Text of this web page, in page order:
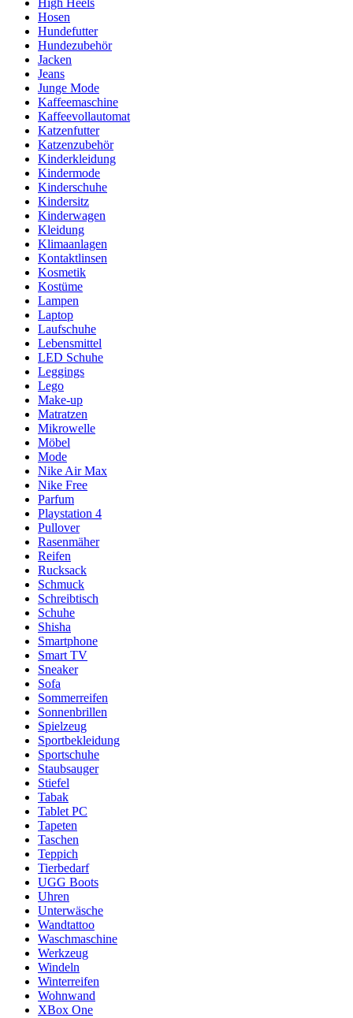
Hosen
Hundefutter
Hundezubehör
Jacken
Jeans
Junge Mode
Kaffeemaschine
Kaffeevollautomat
Katzenfutter
Katzenzubehör
Kinderkleidung
Kindermode
Kinderschuhe
Kindersitz
Kinderwagen
Kleidung
Klimaanlagen
Kontaktlinsen
Kosmetik
Kostüme
Lampen
Laptop
Laufschuhe
Lebensmittel
LED Schuhe
Leggings
Lego
Make-up
Matratzen
Mikrowelle
Möbel
Mode
Nike Air Max
Nike Free
Parfum
Playstation 4
Pullover
Rasenmäher
Reifen
Rucksack
Schmuck
Schreibtisch
Schuhe
Shisha
Smartphone
Smart TV
Sneaker
Sofa
Sommerreifen
Sonnenbrillen
Spielzeug
Sportbekleidung
Sportschuhe
Staubsauger
Stiefel
Tabak
Tablet PC
Tapeten
Taschen
Teppich
Tierbedarf
UGG Boots
Uhren
Unterwäsche
Wandtattoo
Waschmaschine
Werkzeug
Windeln
Winterreifen
Wohnwand
XBox One